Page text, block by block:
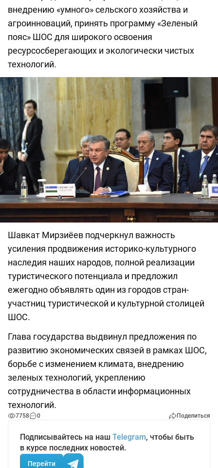
внедрению «умного» сельского хозяйства и
агроинноваций, принять программу «Зеленый
пояс» ШОС для широкого освоения
ресурсосберегающих и экологически чистых
технологий.
Шавкат Мирзиёев подчеркнул важность
усиления продвижения историко-культурного
наследия наших народов, полной реализации
туристического потенциала и предложил
ежегодно объявлять один из городов стран-
участниц туристической и культурной столицей
ШОС.
Глава государства выдвинул предложения по
развитию экономических связей в рамках ШОС,
борьбе с изменением климата, внедрению
зеленых технологий, укреплению
сотрудничества в области информационных
технологий.
7758 0 Поделиться
Подписывайтесь на наш Telegram, чтобы быть
в курсе последних новостей.
Перейти